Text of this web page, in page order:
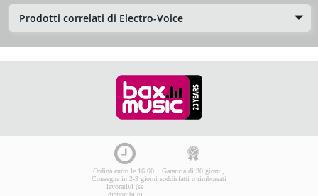
Prodotti correlati di Electro-Voice
Ordina entro le 16:00:
Consegna in 2-3 giorni
lavorativi (se
disponibile)
Garanzia di 30 giorni,
soddisfatti o rimborsati